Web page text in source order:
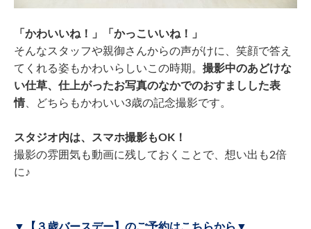
「かわいいね！」「かっこいいね！」
そんなスタッフや親御さんからの声がけに、笑顔で答え
てくれる姿もかわいらしいこの時期。 撮影中のあどけな
い仕草、仕上がったお写真のなかでのおすましした表
情、どちらもかわいい3歳の記念撮影です。
スタジオ内は、スマホ撮影もOK！
撮影の雰囲気も動画に残しておくことで、想い出も2倍
に♪